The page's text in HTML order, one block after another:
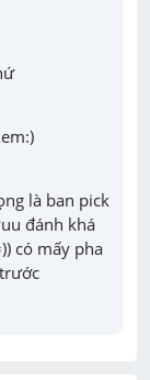
đánh khá
có mấy pha